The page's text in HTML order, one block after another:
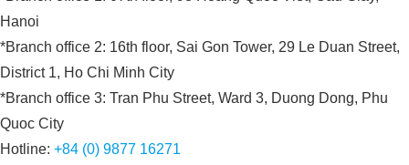
Hanoi
*Branch office 2: 16th floor, Sai Gon Tower, 29 Le Duan Street,
District 1, Ho Chi Minh City
*Branch office 3: Tran Phu Street, Ward 3, Duong Dong, Phu
Quoc City
Hotline: +84 (0) 9877 16271